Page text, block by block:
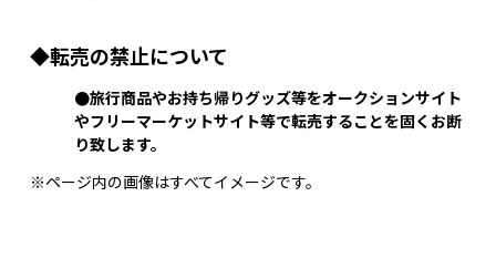
◆転売の禁止について
●旅行商品やお持ち帰りグッズ等をオークションサイト
やフリーマーケットサイト等で転売することを固くお断
り致します。
※ページ内の画像はすべてイメージです。